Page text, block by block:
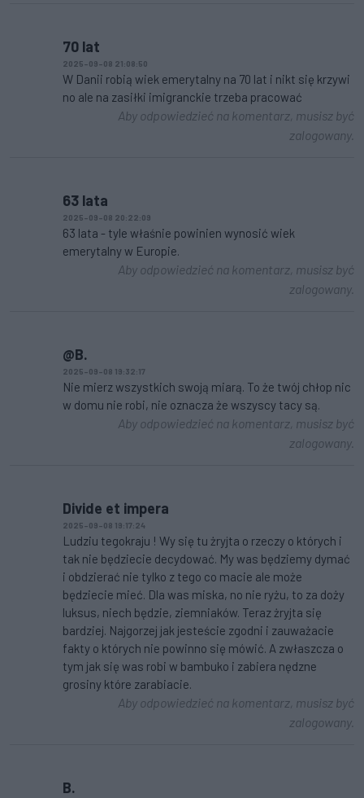
70 lat
2025-09-08 21:08:50
W Danii robią wiek emerytalny na 70 lat i nikt się krzywi
no ale na zasiłki imigranckie trzeba pracować
Aby odpowiedzieć na komentarz, musisz być
zalogowany.
63 lata
2025-09-08 20:22:09
63 lata - tyle właśnie powinien wynosić wiek
emerytalny w Europie.
Aby odpowiedzieć na komentarz, musisz być
zalogowany.
@B.
2025-09-08 19:32:17
Nie mierz wszystkich swoją miarą. To że twój chłop nic
w domu nie robi, nie oznacza że wszyscy tacy są.
Aby odpowiedzieć na komentarz, musisz być
zalogowany.
Divide et impera
2025-09-08 19:17:24
Ludziu tegokraju ! Wy się tu żryjta o rzeczy o których i
tak nie będziecie decydować. My was będziemy dymać
i obdzierać nie tylko z tego co macie ale może
będziecie mieć. Dla was miska, no nie ryżu, to za doży
luksus, niech będzie, ziemniaków. Teraz żryjta się
bardziej. Najgorzej jak jesteście zgodni i zauważacie
fakty o których nie powinno się mówić. A zwłaszcza o
tym jak się was robi w bambuko i zabiera nędzne
grosiny które zarabiacie.
Aby odpowiedzieć na komentarz, musisz być
zalogowany.
B.